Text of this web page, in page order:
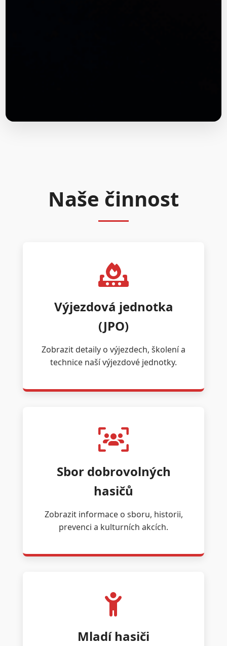
Naše činnost
Výjezdová jednotka
(JPO)
Zobrazit detaily o výjezdech, školení a
technice naší výjezdové jednotky.
Sbor dobrovolných
hasičů
Zobrazit informace o sboru, historii,
prevenci a kulturních akcích.
Mladí hasiči